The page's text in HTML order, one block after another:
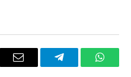
Email Telegram